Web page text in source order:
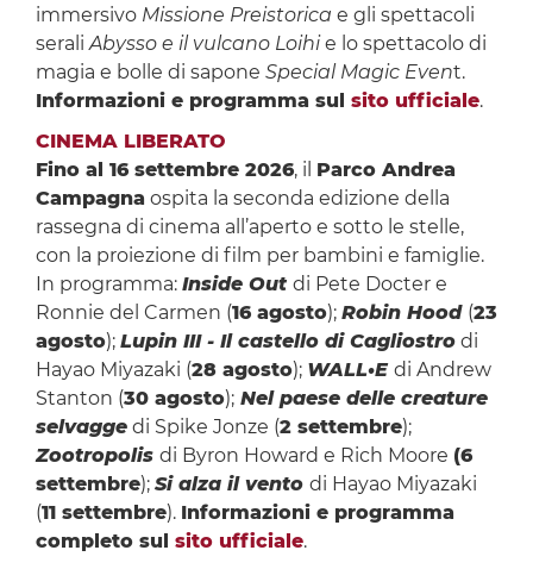
immersivo Missione Preistorica e gli spettacoli
seraliAbysso e il vulcano Loihie lo spettacolo di
magia e bolle di sapone Special Magic Event.
Informazioni e programma sul sito ufficiale.
CINEMA LIBERATO
Fino al 16 settembre 2026, il Parco Andrea
Campagna ospita la seconda edizione della
rassegna di cinema all’aperto e sotto le stelle,
con la proiezione di film per bambini e famiglie.
In programma: Inside Out di Pete Docter e
Ronnie del Carmen (16 agosto); Robin Hood (23
agosto); Lupin III - Il castello di Cagliostrodi
Hayao Miyazaki (28 agosto); WALL•E di Andrew
Stanton (30 agosto);Nel paese delle creature
selvaggedi Spike Jonze (2 settembre);
Zootropolis di Byron Howard e Rich Moore (6
settembre); Si alza il vento di Hayao Miyazaki
(11 settembre). Informazioni e programma
completo sul sito ufficiale.